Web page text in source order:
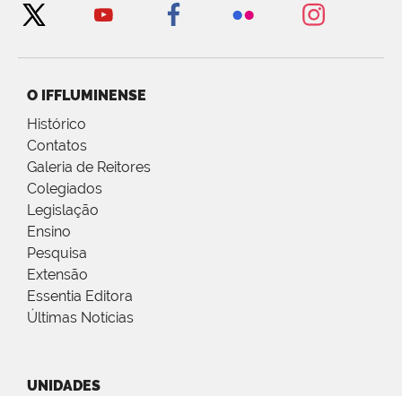
O IFFLUMINENSE
Histórico
Contatos
Galeria de Reitores
Colegiados
Legislação
Ensino
Pesquisa
Extensão
Essentia Editora
Últimas Notícias
UNIDADES